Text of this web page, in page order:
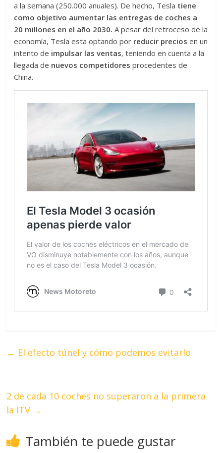
a la semana (250.000 anuales). De hecho, Tesla tiene
como objetivo aumentar las entregas de coches a
20 millones en el año 2030. A pesar del retroceso de la
economía, Tesla esta optando por reducir precios en un
intento de impulsar las ventas, teniendo en cuenta a la
llegada de nuevos competidores procedentes de
China.
← El efecto túnel y cómo podemos evitarlo
2 de cada 10 coches no superaron a la primera
la ITV →
También te puede gustar